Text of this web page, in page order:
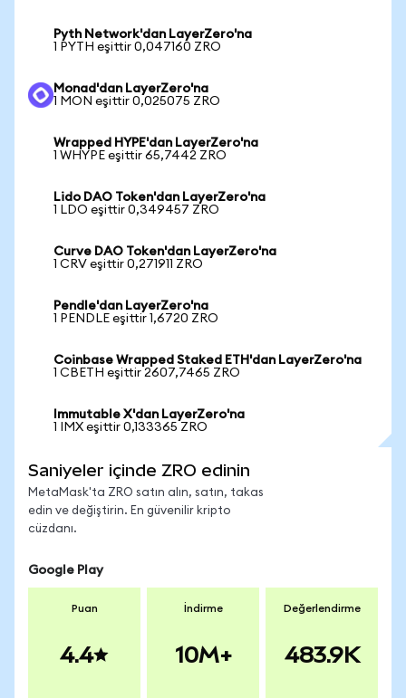
Pyth Network'dan LayerZero'na
1 PYTH eşittir 0,047160 ZRO
Monad'dan LayerZero'na
1 MON eşittir 0,025075 ZRO
Wrapped HYPE'dan LayerZero'na
1 WHYPE eşittir 65,7442 ZRO
Lido DAO Token'dan LayerZero'na
1 LDO eşittir 0,349457 ZRO
Curve DAO Token'dan LayerZero'na
1 CRV eşittir 0,271911 ZRO
Pendle'dan LayerZero'na
1 PENDLE eşittir 1,6720 ZRO
Coinbase Wrapped Staked ETH'dan LayerZero'na
1 CBETH eşittir 2607,7465 ZRO
Immutable X'dan LayerZero'na
1 IMX eşittir 0,133365 ZRO
Saniyeler içinde ZRO edinin
MetaMask'ta ZRO satın alın, satın, takas
edin ve değiştirin. En güvenilir kripto
cüzdanı.
Google Play
Puan
4.4
İndirme
10M+
Değerlendirme
483.9K